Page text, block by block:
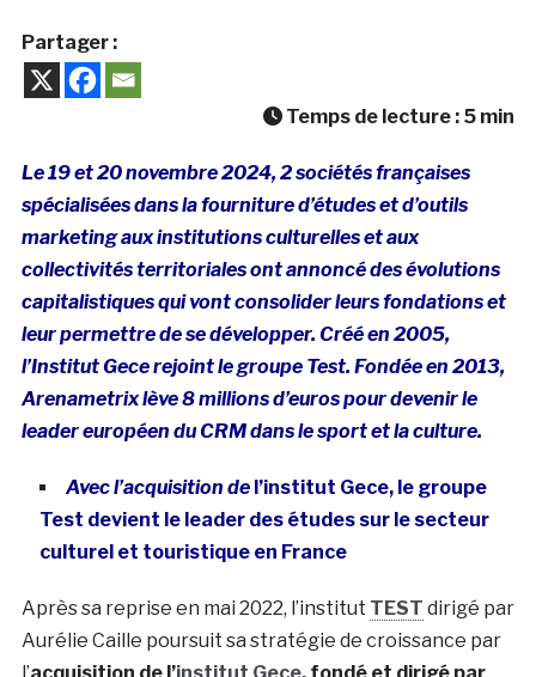
Partager :
Temps de lecture : 5 min
Le 19 et 20 novembre 2024, 2 sociétés françaises
spécialisées dans la fourniture d’études et d’outils
marketing aux institutions culturelles et aux
collectivités territoriales ont annoncé des évolutions
capitalistiques qui vont consolider leurs fondations et
leur permettre de se développer. Créé en 2005,
l’Institut Gece rejoint le groupe Test. Fondée en 2013,
Arenametrix lève 8 millions d’euros pour devenir le
leader européen du CRM dans le sport et la culture.
Avec l’acquisition del’institut Gece, le groupe
Test devient le leader des études sur le secteur
culturel et touristique en France
Après sa reprise en mai 2022, l’institut TEST dirigé par
Aurélie Caille poursuit sa stratégie de croissance par
l’acquisition de l’institut Gece, fondé et dirigé par